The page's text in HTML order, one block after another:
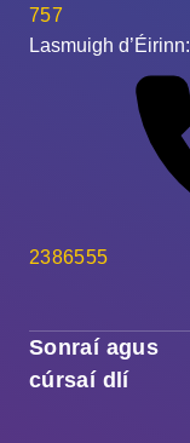
Sonraí agus
cúrsaí dlí
757
Lasmuigh d’Éirinn:
2386555